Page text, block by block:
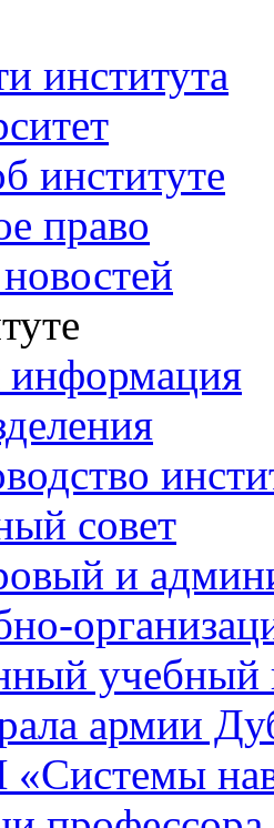
института
институте
право
совет
и
учебный
армии